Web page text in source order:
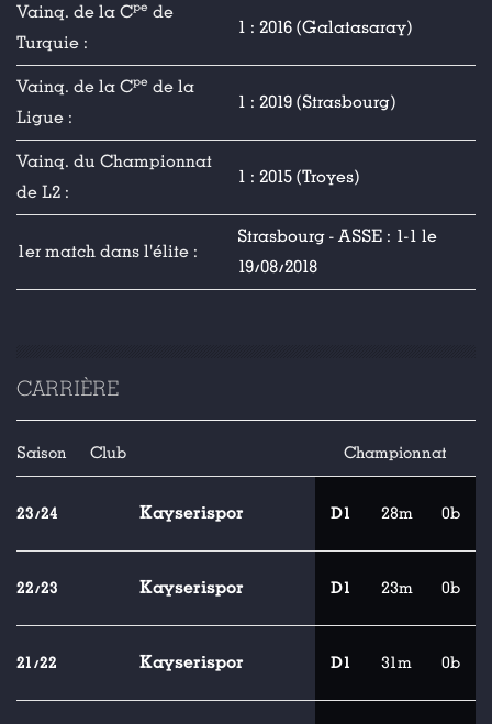
Vainq. de la Cpe de
Turquie :
1 : 2016 (Galatasaray)
Vainq. de la Cpe de la
Ligue :
1 : 2019 (Strasbourg)
Vainq. du Championnat
de L2 :
1 : 2015 (Troyes)
1er match dans l'élite :
Strasbourg - ASSE : 1-1 le
19/08/2018
CARRIÈRE
Saison Club Championnat
23/24 Kayserispor D1 28m 0b
22/23 Kayserispor D1 23m 0b
21/22 Kayserispor D1 31m 0b